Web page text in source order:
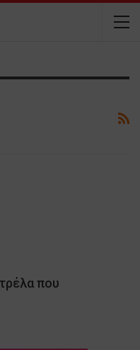
που